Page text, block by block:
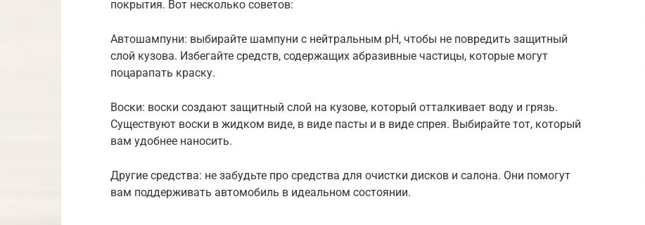
покрытия. Вот несколько советов:
Автошампуни: выбирайте шампуни с нейтральным pH, чтобы не повредить защитный
слой кузова. Избегайте средств, содержащих абразивные частицы, которые могут
поцарапать краску.
Воски: воски создают защитный слой на кузове, который отталкивает воду и грязь.
Существуют воски в жидком виде, в виде пасты и в виде спрея. Выбирайте тот, который
вам удобнее наносить.
Другие средства: не забудьте про средства для очистки дисков и салона. Они помогут
вам поддерживать автомобиль в идеальном состоянии.